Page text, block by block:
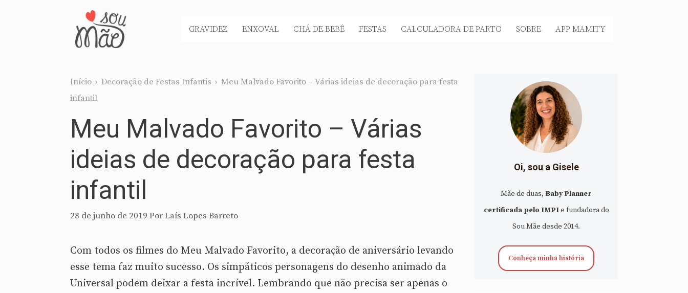
GRAVIDEZ ENXOVAL CHÁ DE BEBÊ FESTAS CALCULADORA DE PARTO SOBRE APP MAMITY
Início › Decoração de Festas Infantis › Meu Malvado Favorito – Várias ideias de decoração para festa
infantil
Meu Malvado Favorito – Várias
ideias de decoração para festa
infantil
28 de junho de 2019 PorLaís Lopes Barreto
Com todos os filmes do Meu Malvado Favorito, a decoração de aniversário levando
esse tema faz muito sucesso. Os simpáticos personagens do desenho animado da
Universal podem deixar a festa incrível. Lembrando que não precisa ser apenas o
Oi, sou a Gisele
Mãe de duas, Baby Planner
certificada pelo IMPIe fundadora do
Sou Mãe desde 2014.
Conheça minha história